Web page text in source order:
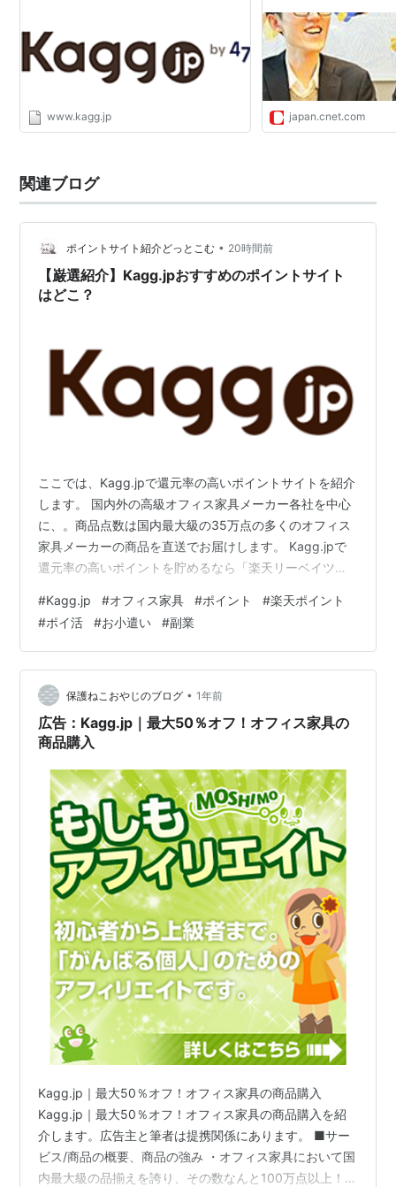
www.kagg.jp japan.cnet.com
関連ブログ
ポイントサイト紹介どっとこむ • 20時間前
【巌選紹介】Kagg.jpおすすめのポイントサイト
はどこ？
ここでは、Kagg.jpで還元率の高いポイントサイトを紹介
します。 国内外の高級オフィス家具メーカー各社を中心
に、。商品点数は国内最大級の35万点の多くのオフィス
家具メーカーの商品を直送でお届けします。 Kagg.jpで
還元率の高いポイントを貯めるなら「楽天リーベイツ
イントを貯めることができます。 ここでは、Kagg.jp で
楽天ポイントを貯める方法について紹介したいと思いま
す。 Kagg.jpで還元率の高いポイント貯めるなら「楽天
リーベイツ」利用で楽天ポイントが貯まる！ Kagg.jpで
楽天ポイント貯めるなら「楽天リーベイツ（Rebat…
#Kagg.jp #オフィス家具 #ポイント #楽天ポイント
#ポイ活 #お小遣い #副業
保護ねこおやじのブログ • 1年前
広告：Kagg.jp｜最大50％オフ！オフィス家具の
商品購入
Kagg.jp｜最大50％オフ！オフィス家具の商品購入
Kagg.jp｜最大50％オフ！オフィス家具の商品購入を紹
介します。広告主と筆者は提携関係にあります。 ■サー
ビス/商品の概要、商品の強み ・オフィス家具において国
内最大級の品揃えを誇り、その数なんと100万点以上！・